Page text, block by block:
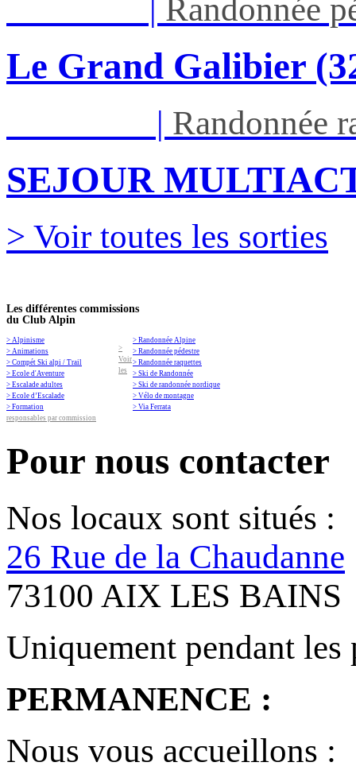
Randonnée
Le Grand Galibier
| Randonnée
SEJOUR
> Voir toutes les sorties
Les différentes commissions
du Club Alpin
> Alpinisme
> Animations
> Compét Ski alpi / Trail
> Ecole d'Aventure
> Escalade adultes
> Ecole d’Escalade
> Formation
> Randonnée Alpine
> Randonnée pédestre
> Randonnée raquettes
> Ski de Randonnée
> Ski de randonnée nordique
> Vélo de montagne
> Via Ferrata
>
Voir
les
responsables par commission
Pour nous contacter
Nos locaux sont situés :
26 Rue de la Chaudanne
73100 AIX LES BAINS
Uniquement pendant les
PERMANENCE :
Nous vous accueillons :